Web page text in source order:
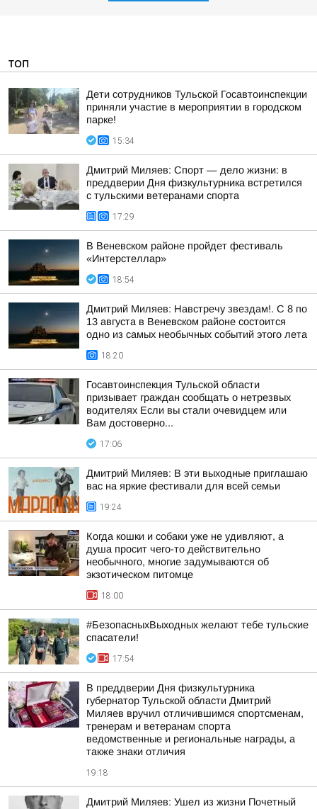
ТОП
Дети сотрудников Тульской Госавтоинспекции
приняли участие в мероприятии в городском
парке!
15:34
Дмитрий Миляев: Спорт — дело жизни: в
преддверии Дня физкультурника встретился
с тульскими ветеранами спорта
17:29
В Веневском районе пройдет фестиваль
«Интерстеллар»
18:54
Дмитрий Миляев: Навстречу звездам!. С 8 по
13 августа в Веневском районе состоится
одно из самых необычных событий этого лета
18:20
Госавтоинспекция Тульской области
призывает граждан сообщать о нетрезвых
водителях Если вы стали очевидцем или
Вам достоверно...
17:06
Дмитрий Миляев: В эти выходные приглашаю
вас на яркие фестивали для всей семьи
19:24
Когда кошки и собаки уже не удивляют, а
душа просит чего-то действительно
необычного, многие задумываются об
экзотическом питомце
18:00
#БезопасныхВыходных желают тебе тульские
спасатели!
17:54
В преддверии Дня физкультурника
губернатор Тульской области Дмитрий
Миляев вручил отличившимся спортсменам,
тренерам и ветеранам спорта
ведомственные и региональные награды, а
также знаки отличия
19:18
Дмитрий Миляев: Ушел из жизни Почетный